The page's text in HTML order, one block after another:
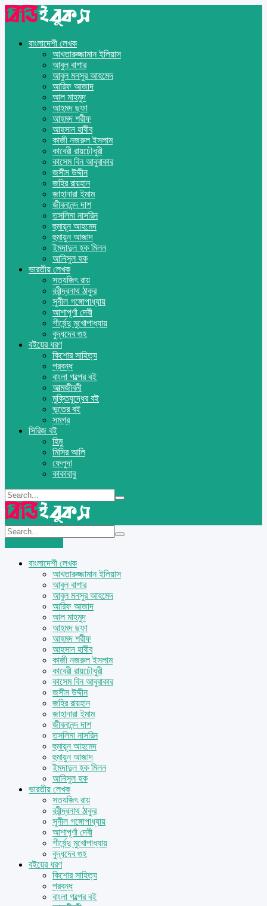
বাংলাদেশী লেখক
আখতারুজ্জামান ইলিয়াস
আবুল বাশার
আবুল মনসুর আহমেদ
আরিফ আজাদ
আল মাহমুদ
আহমদ ছফা
আহমদ শরীফ
আহসান হাবীব
কাজী নজরুল ইসলাম
কাবেরী রায়চৌধুরী
কাসেম বিন আবুবাকার
জসীম উদ্দীন
জহির রায়হান
জাহানারা ইমাম
জীবনানন্দ দাশ
তসলিমা নাসরিন
হুমায়ূন আহমেদ
হুমায়ুন আজাদ
ইমদাদুল হক মিলন
আনিসুল হক
ভারতীয় লেখক
সত্যজিৎ রায়
রবীন্দ্রনাথ ঠাকুর
সুনীল গঙ্গোপাধ্যায়
আশাপূর্ণা দেবী
শীর্ষেন্দু মুখোপাধ্যায়
বুদ্ধদেব গুহ
বইয়ের ধরণ
কিশোর সাহিত্য
প্রবন্ধ
বাংলা গল্পের বই
আত্মজীবনী
মুক্তিযুদ্ধের বই
ভূতের বই
সমগ্র
সিরিজ বই
হিমু
মিসির আলি
ফেলুদা
কাকাবাবু
বাংলাদেশী লেখক
আখতারুজ্জামান ইলিয়াস
আবুল বাশার
আবুল মনসুর আহমেদ
আরিফ আজাদ
আল মাহমুদ
আহমদ ছফা
আহমদ শরীফ
আহসান হাবীব
কাজী নজরুল ইসলাম
কাবেরী রায়চৌধুরী
কাসেম বিন আবুবাকার
জসীম উদ্দীন
জহির রায়হান
জাহানারা ইমাম
জীবনানন্দ দাশ
তসলিমা নাসরিন
হুমায়ূন আহমেদ
হুমায়ুন আজাদ
ইমদাদুল হক মিলন
আনিসুল হক
ভারতীয় লেখক
সত্যজিৎ রায়
রবীন্দ্রনাথ ঠাকুর
সুনীল গঙ্গোপাধ্যায়
আশাপূর্ণা দেবী
শীর্ষেন্দু মুখোপাধ্যায়
বুদ্ধদেব গুহ
বইয়ের ধরণ
কিশোর সাহিত্য
প্রবন্ধ
বাংলা গল্পের বই